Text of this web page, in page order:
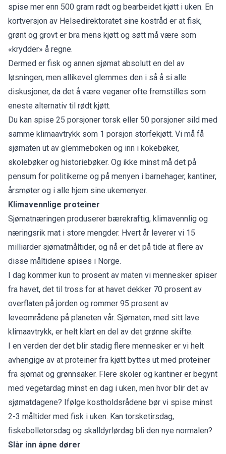
spise mer enn 500 gram rødt og bearbeidet kjøtt i uken. En
kortversjon av Helsedirektoratet sine kostråd er at fisk,
grønt og grovt er bra mens kjøtt og søtt må være som
«krydder» å regne.
Dermed er fisk og annen sjømat absolutt en del av
løsningen, men allikevel glemmes den i så å si alle
diskusjoner, da det å være veganer ofte fremstilles som
eneste alternativ til rødt kjøtt.
Du kan spise 25 porsjoner torsk eller 50 porsjoner sild med
samme klimaavtrykk som 1 porsjon storfekjøtt. Vi må få
sjømaten ut av glemmeboken og inn i kokebøker,
skolebøker og historiebøker. Og ikke minst må det på
pensum for politikerne og på menyen i barnehager, kantiner,
årsmøter og i alle hjem sine ukemenyer.
Klimavennlige proteiner
Sjømatnæringen produserer bærekraftig, klimavennlig og
næringsrik mat i store mengder. Hvert år leverer vi 15
milliarder sjømatmåltider, og nå er det på tide at flere av
disse måltidene spises i Norge.
I dag kommer kun to prosent av maten vi mennesker spiser
fra havet, det til tross for at havet dekker 70 prosent av
overflaten på jorden og rommer 95 prosent av
leveområdene på planeten vår. Sjømaten, med sitt lave
klimaavtrykk, er helt klart en del av det grønne skifte.
I en verden der det blir stadig flere mennesker er vi helt
avhengige av at proteiner fra kjøtt byttes ut med proteiner
fra sjømat og grønnsaker. Flere skoler og kantiner er begynt
med vegetardag minst en dag i uken, men hvor blir det av
sjømatdagene? Ifølge kostholdsrådene bør vi spise minst
2-3 måltider med fisk i uken. Kan torsketirsdag,
fiskebolletorsdag og skalldyrlørdag bli den nye normalen?
Slår inn åpne dører